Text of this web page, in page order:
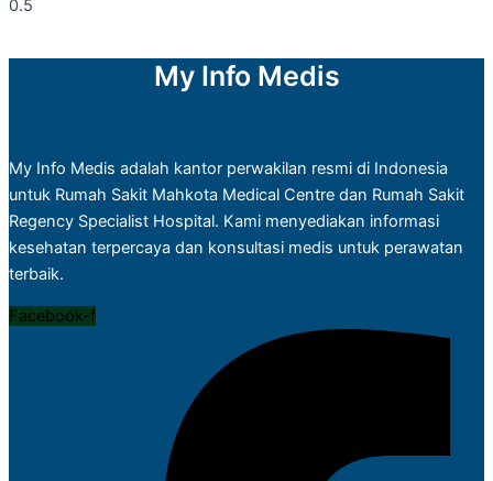
My Info Medis
My Info Medis adalah kantor perwakilan resmi di Indonesia
untuk Rumah Sakit Mahkota Medical Centre dan Rumah Sakit
Regency Specialist Hospital. Kami menyediakan informasi
kesehatan terpercaya dan konsultasi medis untuk perawatan
terbaik.
Facebook-f